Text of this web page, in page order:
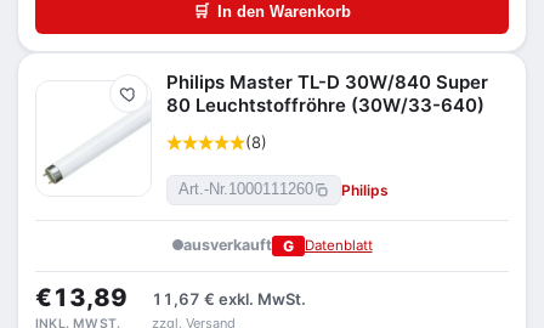
🛒 In den Warenkorb
Merken
Philips Master TL-D 30W/840 Super
80 Leuchtstoffröhre (30W/33-640)
(8)
Art.-Nr.1000111260 Philips
ausverkauft G Datenblatt
€13,89 11,67 € exkl. MwSt.
INKL. MWST. zzgl. Versand